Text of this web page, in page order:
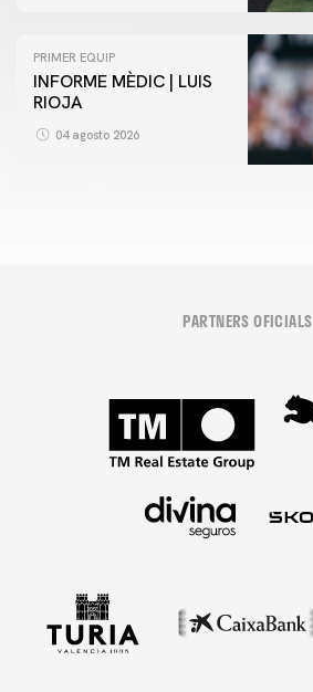
PRIMER EQUIP
INFORME MÈDIC | LUIS
RIOJA
04 agosto 2026
PARTNERS OFICIALS